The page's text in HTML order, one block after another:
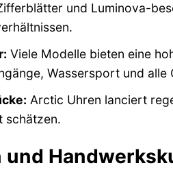
und Luminova-
Viele Modelle bieten eine
Wassersport und
Arctic Uhren lanciert
schätzen.